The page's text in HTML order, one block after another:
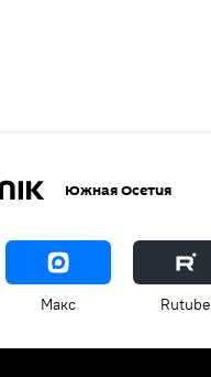
Южная Осетия
Макс Rutube